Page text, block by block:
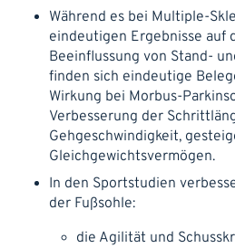
Während es bei Multiple-
eindeutigen Ergebnisse auf
Beeinflussung von Stand-
finden sich eindeutige
Wirkung bei Morbus-
Verbesserung der
Gehgeschwindigkeit,
Gleichgewichtsvermögen.
In den Sportstudien
der Fußsohle:
die Agilität und